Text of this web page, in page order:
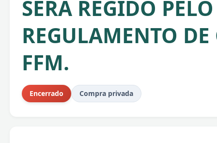
SERA REGIDO PELO
REGULAMENTO DE
FFM.
Encerrado Compra privada